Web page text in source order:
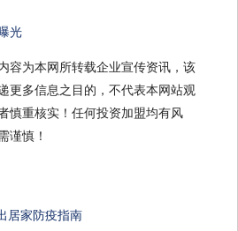
光
容为本网所转载企业宣传资讯，该
更多信息之目的，不代表本网站观
慎重核实！任何投资加盟均有风
谨慎！
居家防疫指南